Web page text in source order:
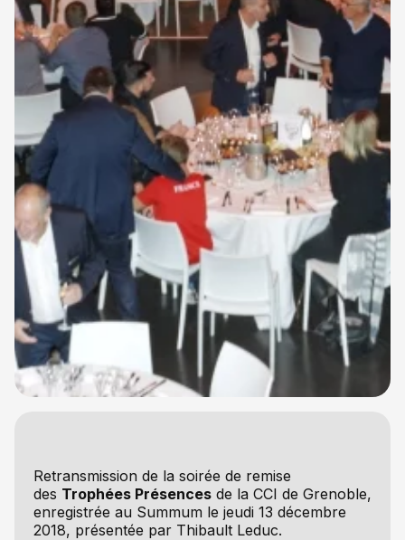
Retransmission de la soirée de remise
des Trophées Présencesde la CCI de Grenoble,
enregistrée au Summum le jeudi 13 décembre
2018, présentée par Thibault Leduc.